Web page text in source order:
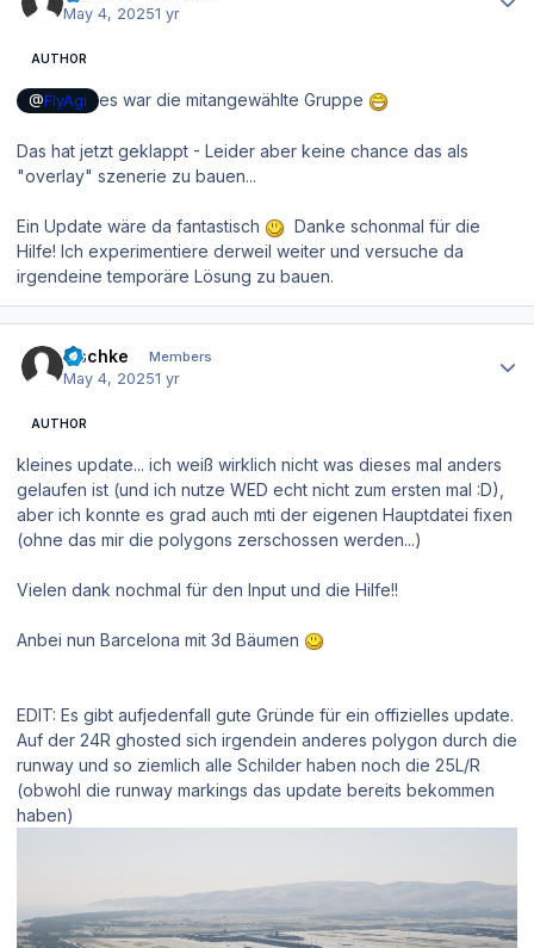
May 4, 20251 yr
AUTHOR
@FlyAgi es war die mitangewählte Gruppe
Das hat jetzt geklappt - Leider aber keine chance das als
"overlay" szenerie zu bauen...
Ein Update wäre da fantastisch
Danke schonmal für die
Hilfe! Ich experimentiere derweil weiter und versuche da
irgendeine temporäre Lösung zu bauen.
zischke Members
May 4, 20251 yr
AUTHOR
kleines update... ich weiß wirklich nicht was dieses mal anders
gelaufen ist (und ich nutze WED echt nicht zum ersten mal :D),
aber ich konnte es grad auch mti der eigenen Hauptdatei fixen
(ohne das mir die polygons zerschossen werden...)
Vielen dank nochmal für den Input und die Hilfe!!
Anbei nun Barcelona mit 3d Bäumen
EDIT: Es gibt aufjedenfall gute Gründe für ein offizielles update.
Auf der 24R ghosted sich irgendein anderes polygon durch die
runway und so ziemlich alle Schilder haben noch die 25L/R
(obwohl die runway markings das update bereits bekommen
haben)